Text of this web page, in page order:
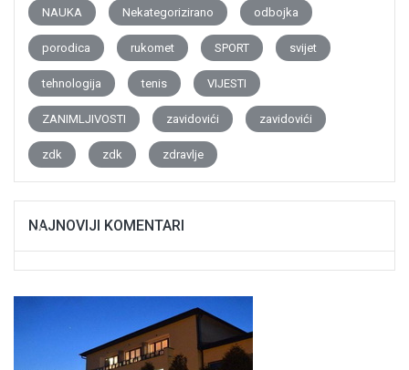
NAUKA Nekategorizirano odbojka
porodica rukomet SPORT svijet
tehnologija tenis VIJESTI
ZANIMLJIVOSTI zavidovići zavidovići
zdk zdk zdravlje
NAJNOVIJI KOMENTARI